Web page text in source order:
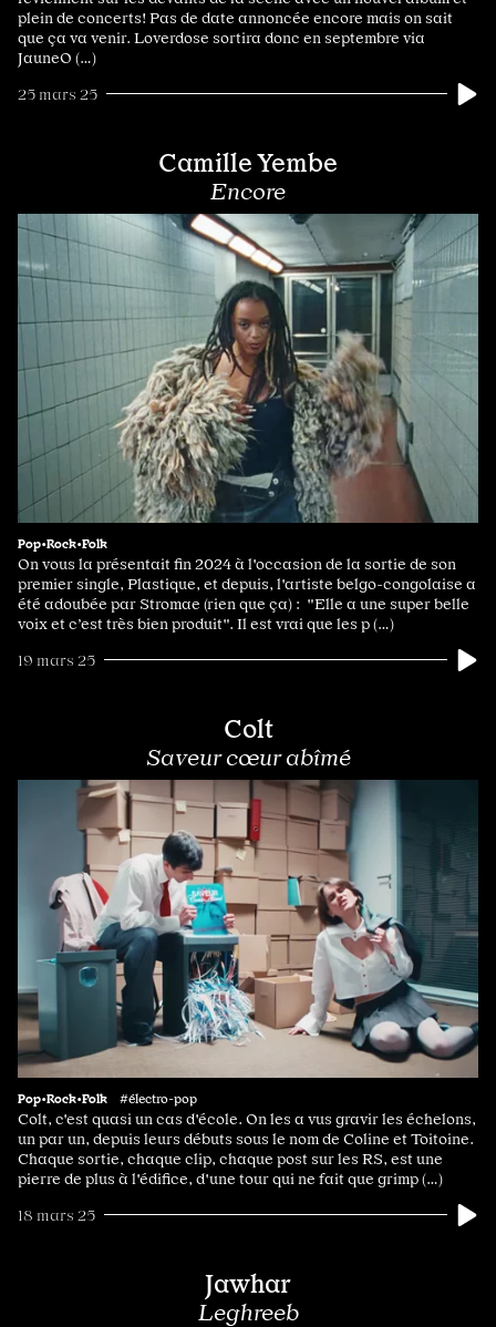
plein de concerts! Pas de date annoncée encore mais on sait
que ça va venir. Loverdose sortira donc en septembre via
JauneO (…)
25 mars 25
Camille Yembe
Encore
Pop•Rock•Folk
On vous la présentait fin 2024 à l'occasion de la sortie de son
premier single, Plastique, et depuis, l'artiste belgo-congolaise a
été adoubée par Stromae (rien que ça) : "Elle a une super belle
voix et c’est très bien produit". Il est vrai que les p (…)
19 mars 25
Colt
Saveur cœur abîmé
Pop•Rock•Folk #électro-pop
Colt, c'est quasi un cas d'école. On les a vus gravir les échelons,
un par un, depuis leurs débuts sous le nom de Coline et Toitoine.
Chaque sortie, chaque clip, chaque post sur les RS, est une
pierre de plus à l'édifice, d'une tour qui ne fait que grimp (…)
18 mars 25
Jawhar
Leghreeb